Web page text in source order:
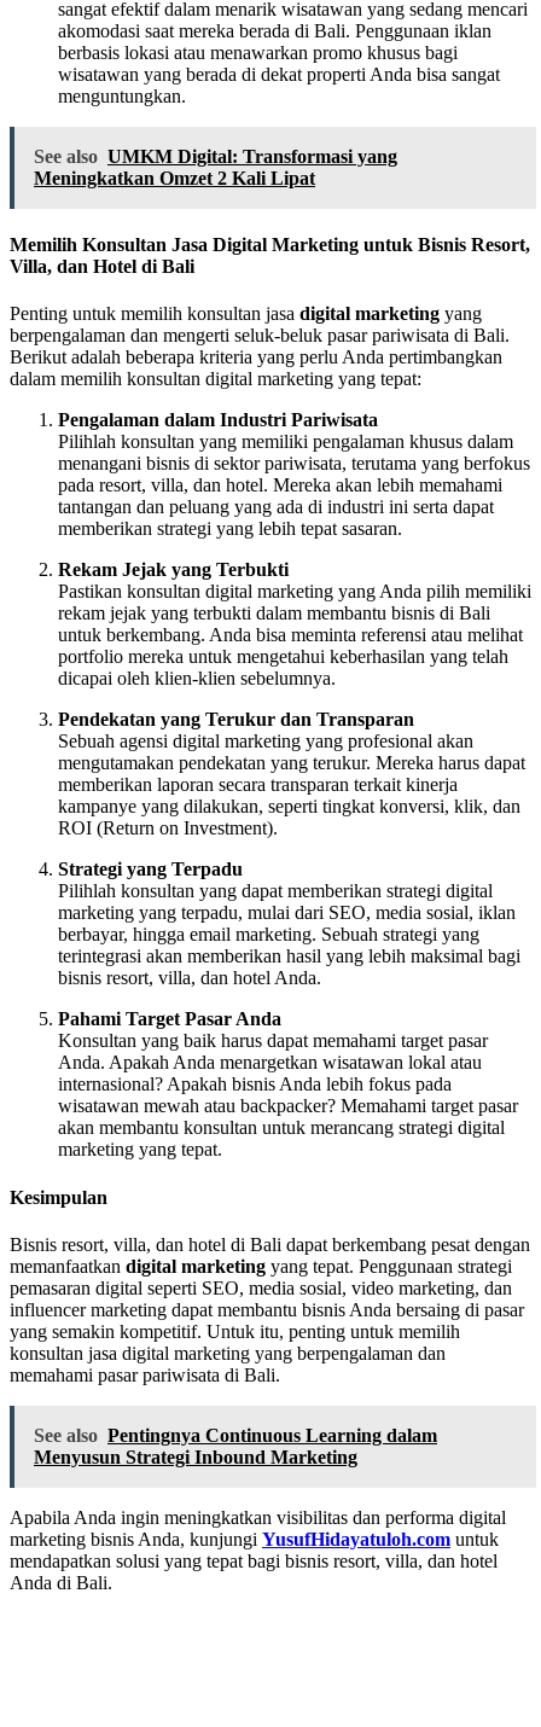
sangat efektif dalam menarik wisatawan yang sedang mencari
akomodasi saat mereka berada di Bali. Penggunaan iklan
berbasis lokasi atau menawarkan promo khusus bagi
wisatawan yang berada di dekat properti Anda bisa sangat
menguntungkan.
See also UMKM Digital: Transformasi yang
Meningkatkan Omzet 2 Kali Lipat
Memilih Konsultan Jasa Digital Marketing untuk Bisnis Resort,
Villa, dan Hotel di Bali
Penting untuk memilih konsultan jasa digital marketing yang
berpengalaman dan mengerti seluk-beluk pasar pariwisata di Bali.
Berikut adalah beberapa kriteria yang perlu Anda pertimbangkan
dalam memilih konsultan digital marketing yang tepat:
Pengalaman dalam Industri Pariwisata
Pilihlah konsultan yang memiliki pengalaman khusus dalam
menangani bisnis di sektor pariwisata, terutama yang berfokus
pada resort, villa, dan hotel. Mereka akan lebih memahami
tantangan dan peluang yang ada di industri ini serta dapat
memberikan strategi yang lebih tepat sasaran.
Rekam Jejak yang Terbukti
Pastikan konsultan digital marketing yang Anda pilih memiliki
rekam jejak yang terbukti dalam membantu bisnis di Bali
untuk berkembang. Anda bisa meminta referensi atau melihat
portfolio mereka untuk mengetahui keberhasilan yang telah
dicapai oleh klien-klien sebelumnya.
Pendekatan yang Terukur dan Transparan
Sebuah agensi digital marketing yang profesional akan
mengutamakan pendekatan yang terukur. Mereka harus dapat
memberikan laporan secara transparan terkait kinerja
kampanye yang dilakukan, seperti tingkat konversi, klik, dan
ROI (Return on Investment).
Strategi yang Terpadu
Pilihlah konsultan yang dapat memberikan strategi digital
marketing yang terpadu, mulai dari SEO, media sosial, iklan
berbayar, hingga email marketing. Sebuah strategi yang
terintegrasi akan memberikan hasil yang lebih maksimal bagi
bisnis resort, villa, dan hotel Anda.
Pahami Target Pasar Anda
Konsultan yang baik harus dapat memahami target pasar
Anda. Apakah Anda menargetkan wisatawan lokal atau
internasional? Apakah bisnis Anda lebih fokus pada
wisatawan mewah atau backpacker? Memahami target pasar
akan membantu konsultan untuk merancang strategi digital
marketing yang tepat.
Kesimpulan
Bisnis resort, villa, dan hotel di Bali dapat berkembang pesat dengan
memanfaatkan digital marketing yang tepat. Penggunaan strategi
pemasaran digital seperti SEO, media sosial, video marketing, dan
influencer marketing dapat membantu bisnis Anda bersaing di pasar
yang semakin kompetitif. Untuk itu, penting untuk memilih
konsultan jasa digital marketing yang berpengalaman dan
memahami pasar pariwisata di Bali.
See also Pentingnya Continuous Learning dalam
Menyusun Strategi Inbound Marketing
Apabila Anda ingin meningkatkan visibilitas dan performa digital
marketing bisnis Anda, kunjungi YusufHidayatuloh.com untuk
mendapatkan solusi yang tepat bagi bisnis resort, villa, dan hotel
Anda di Bali.